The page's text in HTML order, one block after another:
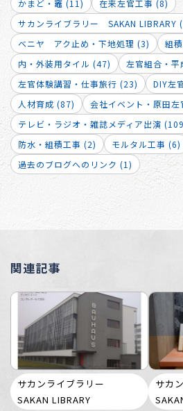
かまど・竈 (11)
在来左官工事 (8)
サカンライブラリー SAKAN LIBRARY
ベニヤ アク止め・下地処理 (3)
組
内・外装用タイル (47)
左官組合・
左官体験講習・仕事旅行 (23)
DIY左
人材育成 (87)
会社イベント・原田
テレビ・ラジオ・雑誌メディア出演
防水・組積工事 (2)
モルタル工事 (6)
過去のブログへのリンク (1)
関連記事
サカンライブラリー
SAKAN LIBRARY
サカ